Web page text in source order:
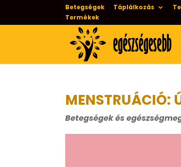
Betegségek Táplálkozás
Termékek
MENSTRUÁCIÓ:
Betegségek és